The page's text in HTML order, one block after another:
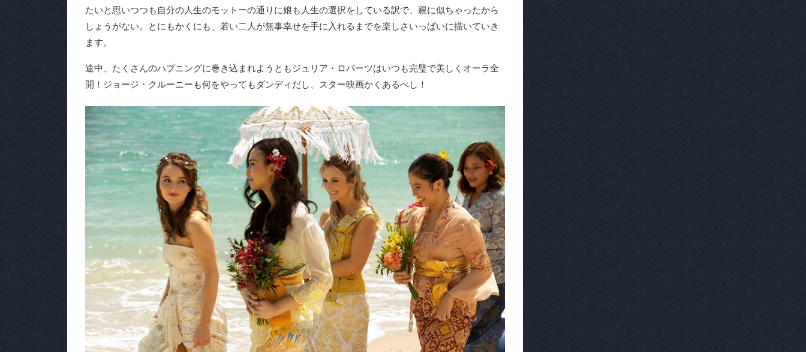
たいと思いつつも自分の人生のモットーの通りに娘も人生の選択をしている訳で、親に似ちゃったから
しょうがない。とにもかくにも、若い二人が無事幸せを手に入れるまでを楽しさいっぱいに描いていき
ます。
途中、たくさんのハプニングに巻き込まれようともジュリア・ロバーツはいつも完璧で美しくオーラ全
開！ジョージ・クルーニーも何をやってもダンディだし、スター映画かくあるべし！